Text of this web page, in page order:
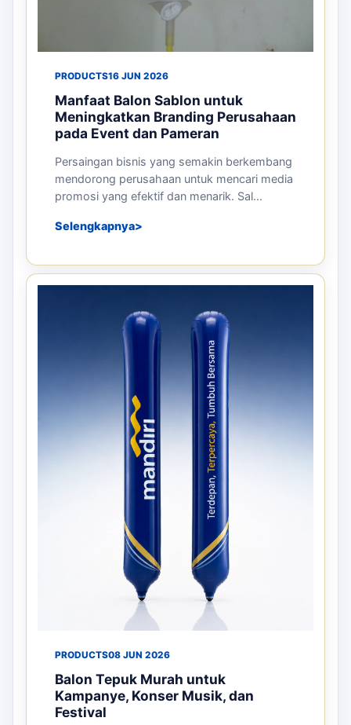
PRODUCTS16 JUN 2026
Manfaat Balon Sablon untuk
Meningkatkan Branding Perusahaan
pada Event dan Pameran
Persaingan bisnis yang semakin berkembang
mendorong perusahaan untuk mencari media
promosi yang efektif dan menarik. Sal...
Selengkapnya
PRODUCTS08 JUN 2026
Balon Tepuk Murah untuk
Kampanye, Konser Musik, dan
Festival